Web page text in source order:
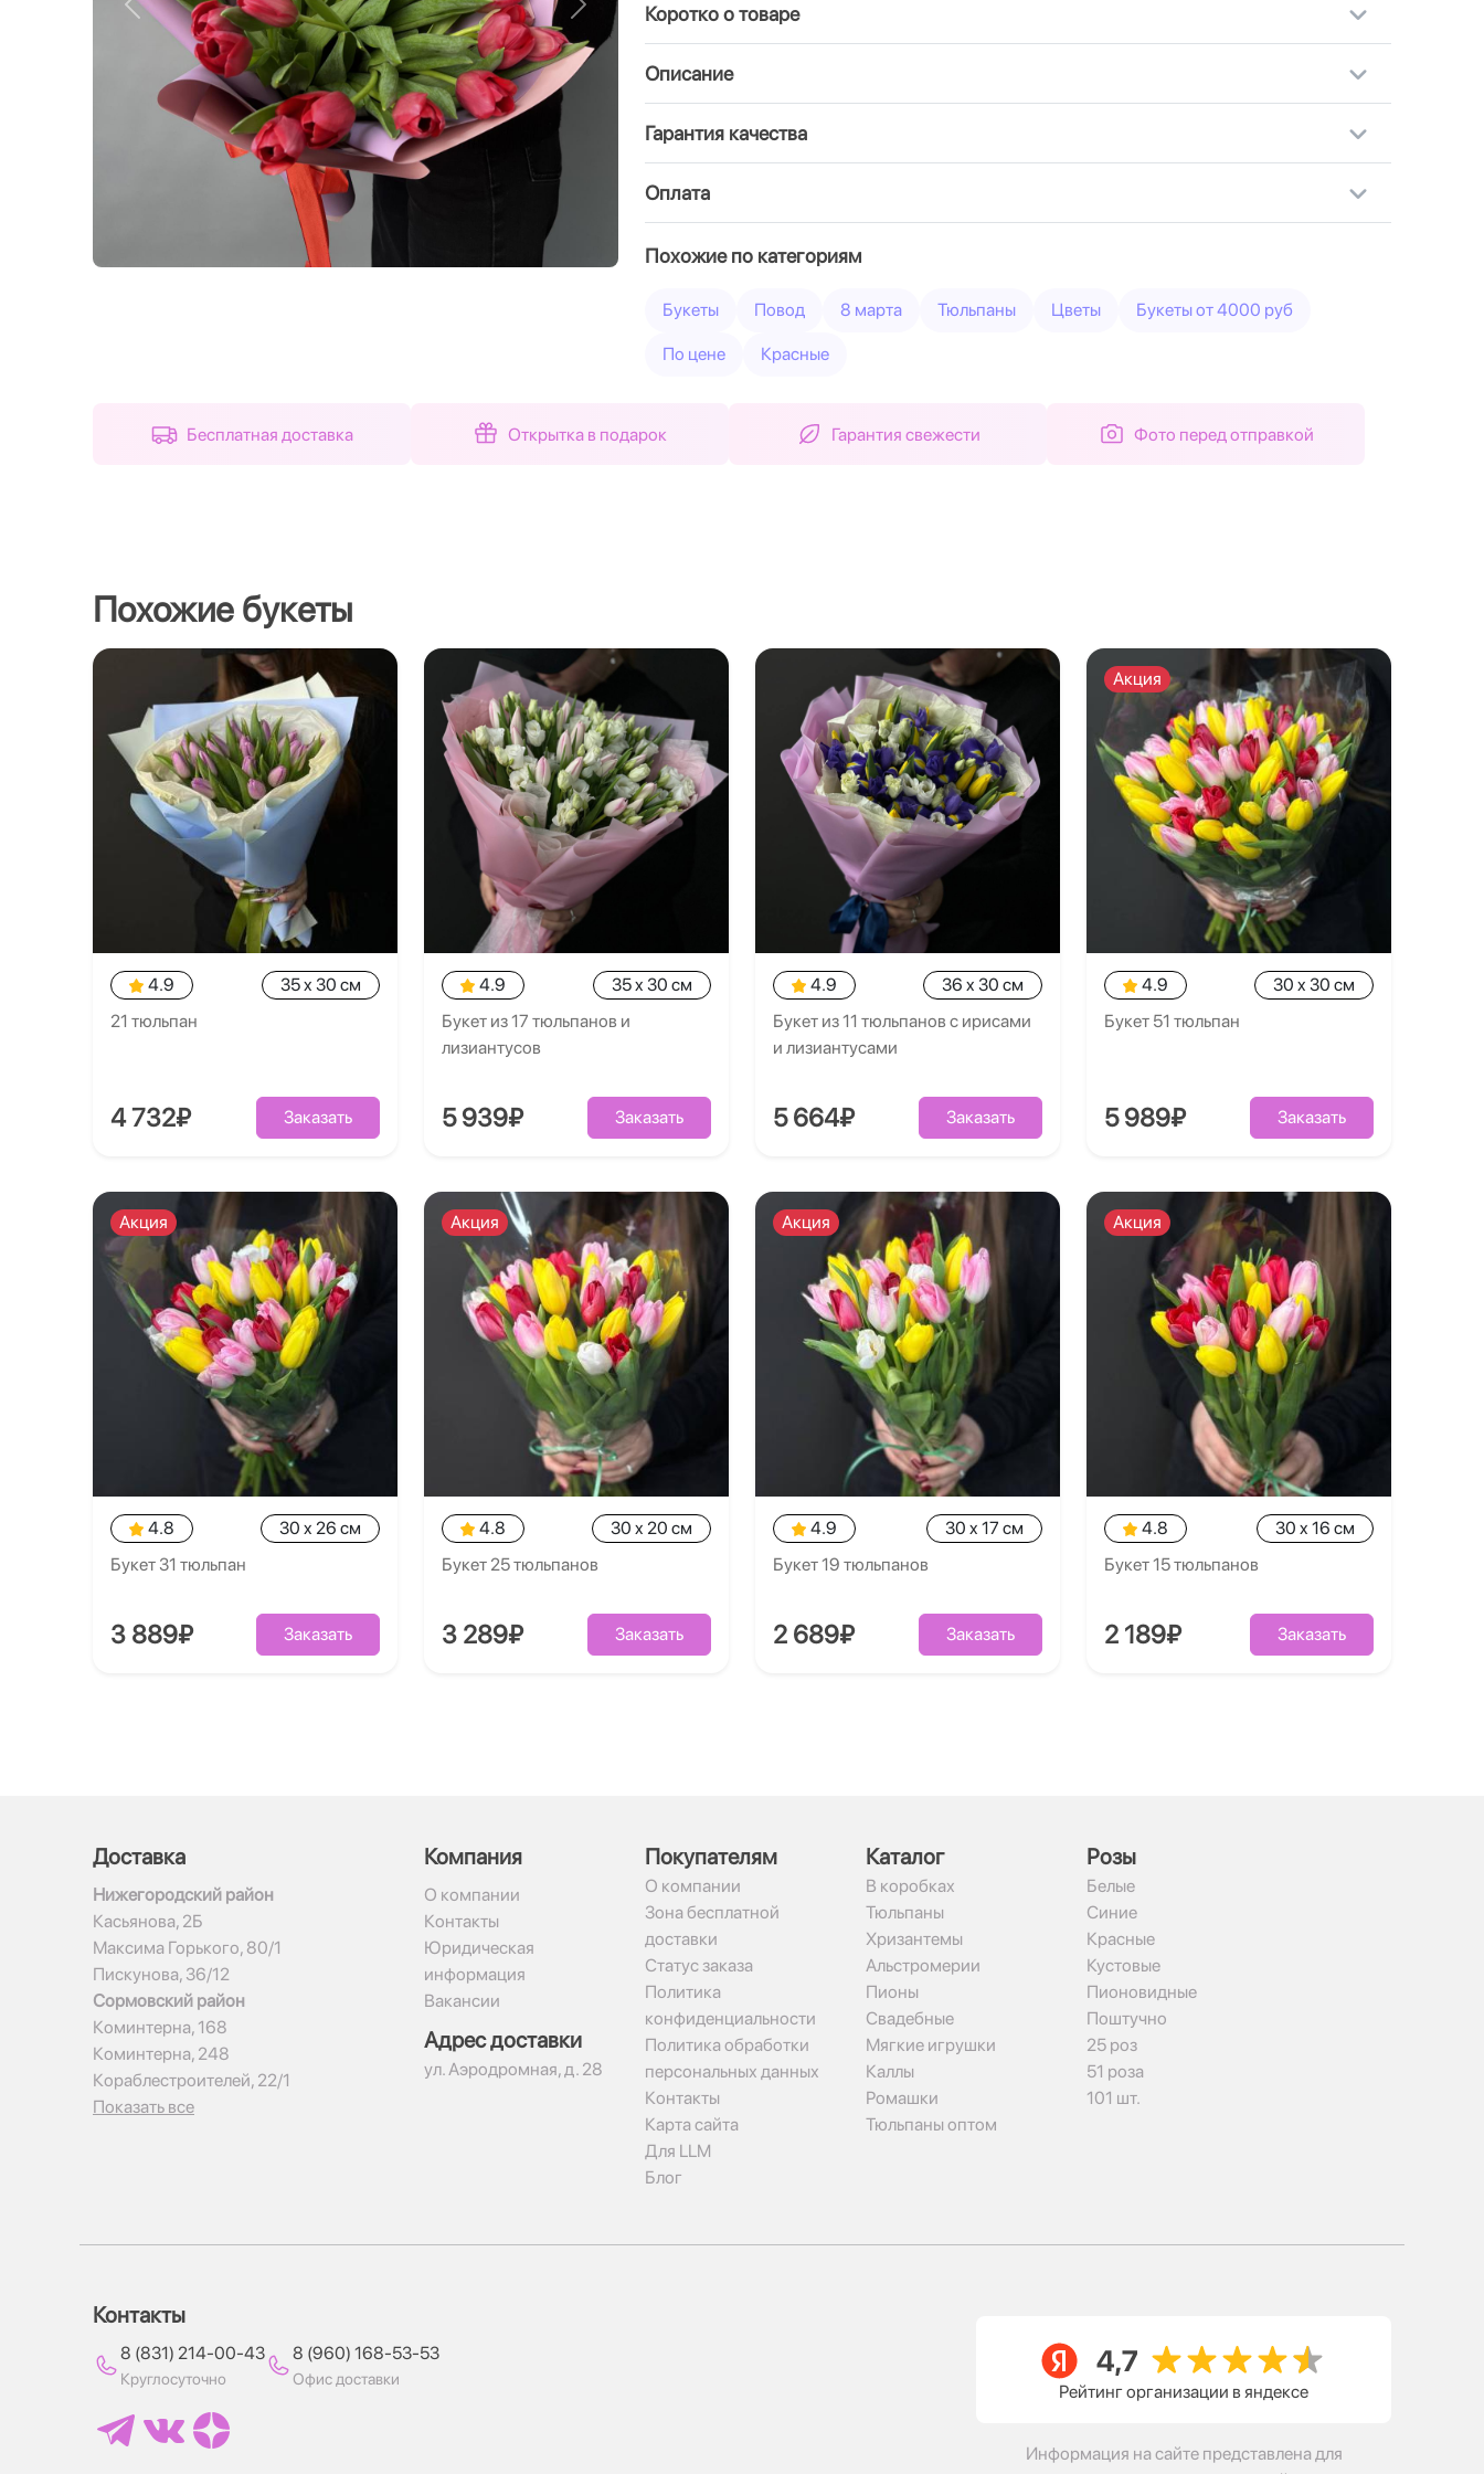
Назад Вперед Коротко о товаре
Описание
Гарантия качества
Оплата
Похожие по категориям
Букеты Повод 8 марта Тюльпаны Цветы Букеты от 4000 руб
По цене Красные
Бесплатная доставка Открытка в подарок Гарантия свежести Фото перед отправкой
Похожие букеты
4.9
35 x 30 см
21 тюльпан
4 732₽ Заказать
4.9
35 x 30 см
Букет из 17 тюльпанов и
лизиантусов
5 939₽ Заказать
4.9
36 x 30 см
Букет из 11 тюльпанов с ирисами
и лизиантусами
5 664₽ Заказать
Акция
4.9
30 x 30 см
Букет 51 тюльпан
5 989₽ Заказать
Акция
4.8
30 x 26 см
Букет 31 тюльпан
3 889₽ Заказать
Акция
4.8
30 x 20 см
Букет 25 тюльпанов
3 289₽ Заказать
Акция
4.9
30 x 17 см
Букет 19 тюльпанов
2 689₽ Заказать
Акция
4.8
30 x 16 см
Букет 15 тюльпанов
2 189₽ Заказать
Доставка
Нижегородский район
Касьянова, 2Б
Максима Горького, 80/1
Пискунова, 36/12
Сормовский район
Коминтерна, 168
Коминтерна, 248
Кораблестроителей, 22/1
Показать все
Компания
О компании
Контакты
Юридическая
информация
Вакансии
Адрес доставки
ул. Аэродромная, д. 28
Покупателям
О компании
Зона бесплатной
доставки
Статус заказа
Политика
конфиденциальности
Политика обработки
персональных данных
Контакты
Карта сайта
Для LLM
Блог
Каталог
В коробках
Тюльпаны
Хризантемы
Альстромерии
Пионы
Свадебные
Мягкие игрушки
Каллы
Ромашки
Тюльпаны оптом
Рoзы
Белые
Синие
Красные
Кустовые
Пионовидные
Поштучно
25 роз
51 роза
101 шт.
Контакты
8 (831) 214-00-43
Круглосуточно
8 (960) 168-53-53
Офис доставки
Рейтинг организации в яндексе
Информация на сайте представлена для